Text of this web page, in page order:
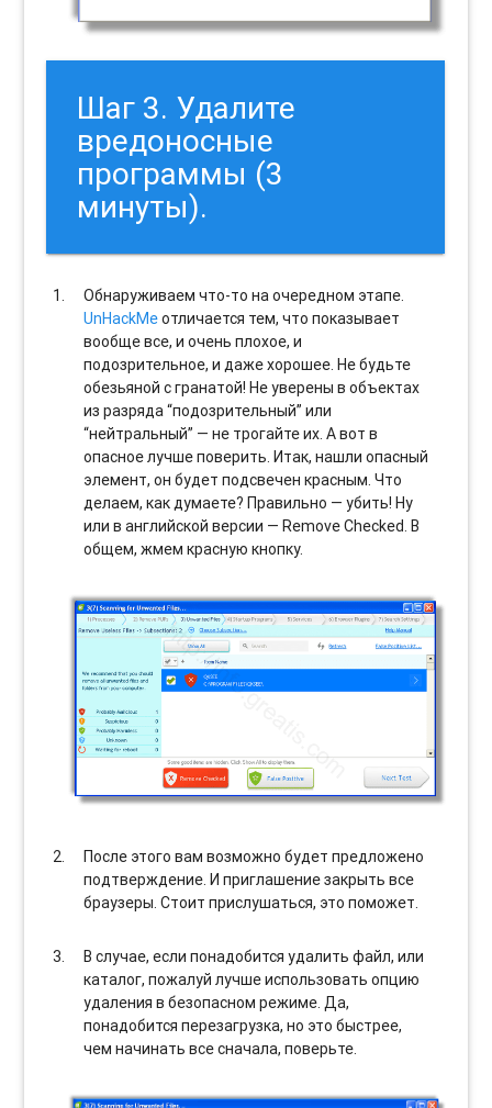
Шаг 3. Удалите
вредоносные
программы (3
минуты).
Обнаруживаем что-то на очередном этапе.
UnHackMeотличается тем, что показывает
вообще все, и очень плохое, и
подозрительное, и даже хорошее. Не будьте
обезьяной с гранатой! Не уверены в объектах
из разряда “подозрительный” или
“нейтральный” — не трогайте их. А вот в
опасное лучше поверить. Итак, нашли опасный
элемент, он будет подсвечен красным. Что
делаем, как думаете? Правильно — убить! Ну
или в английской версии — Remove Checked. В
общем, жмем красную кнопку.
После этого вам возможно будет предложено
подтверждение. И приглашение закрыть все
браузеры. Стоит прислушаться, это поможет.
В случае, если понадобится удалить файл, или
каталог, пожалуй лучше использовать опцию
удаления в безопасном режиме. Да,
понадобится перезагрузка, но это быстрее,
чем начинать все сначала, поверьте.